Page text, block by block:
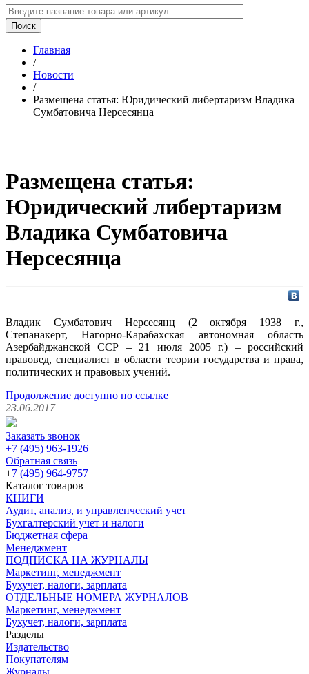
Главная
/
Новости
/
Размещена статья: Юридический либертаризм Владика
Сумбатовича Нерсесянца
Размещена статья:
Юридический либертаризм
Владика Сумбатовича
Нерсесянца
Владик Сумбатович Нерсесянц (2 октября 1938 г.,
Степанакерт, Нагорно-Карабахская автономная область
Азербайджанской ССР – 21 июля 2005 г.) – российский
правовед, специалист в области теории государства и права,
политических и правовых учений.
Продолжение доступно по ссылке
23.06.2017
Заказать звонок
+7 (495) 963-1926
Обратная связь
+7 (495) 964-9757
Каталог товаров
КНИГИ
Аудит, анализ, и управленческий учет
Бухгалтерский учет и налоги
Бюджетная сфера
Менеджмент
ПОДПИСКА НА ЖУРНАЛЫ
Маркетинг, менеджмент
Бухучет, налоги, зарплата
ОТДЕЛЬНЫЕ НОМЕРА ЖУРНАЛОВ
Маркетинг, менеджмент
Бухучет, налоги, зарплата
Разделы
Издательство
Покупателям
Журналы